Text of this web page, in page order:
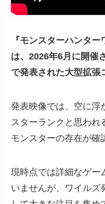
『モンスターハンタ
は、2026年6月に開催
で発表された大型拡張
発表映像では、空に浮
スターランクと思わ
モンスターの存在が確
現時点では詳細なゲー
いませんが、ワイルズ